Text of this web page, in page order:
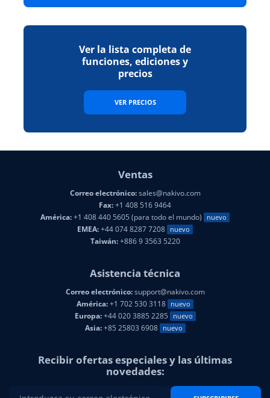
Ver la lista completa de
funciones, ediciones y
precios
VER PRECIOS
Ventas
Correo electrónico:sales@nakivo.com
Fax:+1 408 516 9464
América:+1 408 440 5605 (para todo el mundo) nuevo
EMEA:+44 074 8287 7208 nuevo
Taiwán:+886 9 3563 5220
Asistencia técnica
Correo electrónico:support@nakivo.com
América:+1 702 530 3118 nuevo
Europa:+44 020 3885 2285 nuevo
Asia:+85 25803 6908 nuevo
Recibir ofertas especiales y las últimas
novedades: